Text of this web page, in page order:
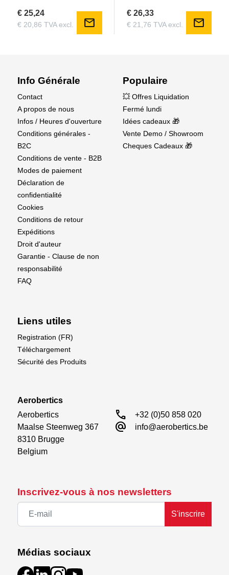
€ 25,24
€ 20,86 TVA excl. mail
€ 26,33
€ 21,76 TVA excl. mail
Inscrivez-vous à nos newsletters
S'inscrire
Médias sociaux
Info Générale
Contact
A propos de nous
Infos / Heures d'ouverture
Conditions générales -
B2C
Conditions de vente - B2B
Modes de paiement
Déclaration de
confidentialité
Cookies
Conditions de retour
Expéditions
Droit d'auteur
Garantie - Clause de non
responsabilité
FAQ
Populaire
💥 Offres Liquidation
Fermé lundi
Idées cadeaux 🎁
Vente Demo / Showroom
Cheques Cadeaux 🎁
Liens utiles
Registration (FR)
Téléchargement
Sécurité des Produits
Aerobertics
Aerobertics
Maalse Steenweg 367
8310 Brugge
Belgium
call +32 (0)50 858 020
alternate_email info@aerobertics.be